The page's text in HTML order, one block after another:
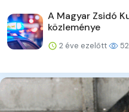
A Magyar Zsidó
közleménye
2 éve ezelőtt